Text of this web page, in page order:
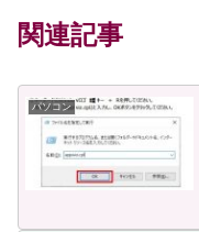
関連記事
パソコン